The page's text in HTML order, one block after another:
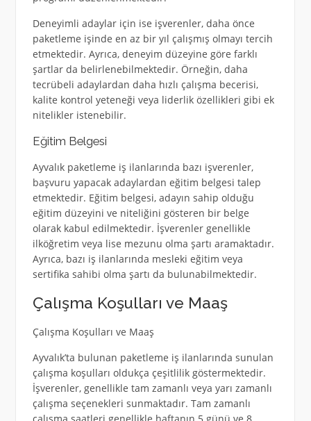
Deneyimli adaylar için ise işverenler, daha önce
paketleme işinde en az bir yıl çalışmış olmayı tercih
etmektedir. Ayrıca, deneyim düzeyine göre farklı
şartlar da belirlenebilmektedir. Örneğin, daha
tecrübeli adaylardan daha hızlı çalışma becerisi,
kalite kontrol yeteneği veya liderlik özellikleri gibi ek
nitelikler istenebilir.
Eğitim Belgesi
Ayvalık paketleme iş ilanlarında bazı işverenler,
başvuru yapacak adaylardan eğitim belgesi talep
etmektedir. Eğitim belgesi, adayın sahip olduğu
eğitim düzeyini ve niteliğini gösteren bir belge
olarak kabul edilmektedir. İşverenler genellikle
ilköğretim veya lise mezunu olma şartı aramaktadır.
Ayrıca, bazı iş ilanlarında mesleki eğitim veya
sertifika sahibi olma şartı da bulunabilmektedir.
Çalışma Koşulları ve Maaş
Çalışma Koşulları ve Maaş
Ayvalık’ta bulunan paketleme iş ilanlarında sunulan
çalışma koşulları oldukça çeşitlilik göstermektedir.
İşverenler, genellikle tam zamanlı veya yarı zamanlı
çalışma seçenekleri sunmaktadır. Tam zamanlı